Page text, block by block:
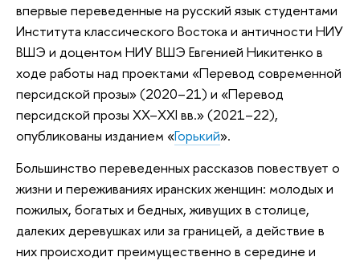
впервые переведенные на русский язык студентами
Института классического Востока и античности НИУ
ВШЭ и доцентом НИУ ВШЭ Евгенией Никитенко в
ходе работы над проектами «Перевод современной
персидской прозы» (2020–21) и «Перевод
персидской прозы ХХ–XXI вв.» (2021–22),
опубликованы изданием «Горький».
Большинство переведенных рассказов повествует о
жизни и переживаниях иранских женщин: молодых и
пожилых, богатых и бедных, живущих в столице,
далеких деревушках или за границей, а действие в
них происходит преимущественно в середине и